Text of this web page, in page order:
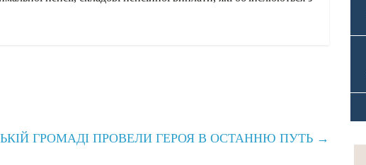
ГРОМАДІ ПРОВЕЛИ ГЕРОЯ В ОСТАННЮ ПУТЬ →